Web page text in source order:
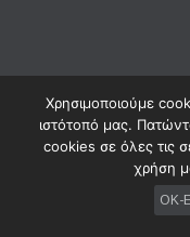
Powered by
Χρησιμοποιούμε
ιστότοπό μας.
cookies σε όλες τις
χρήση
OK-